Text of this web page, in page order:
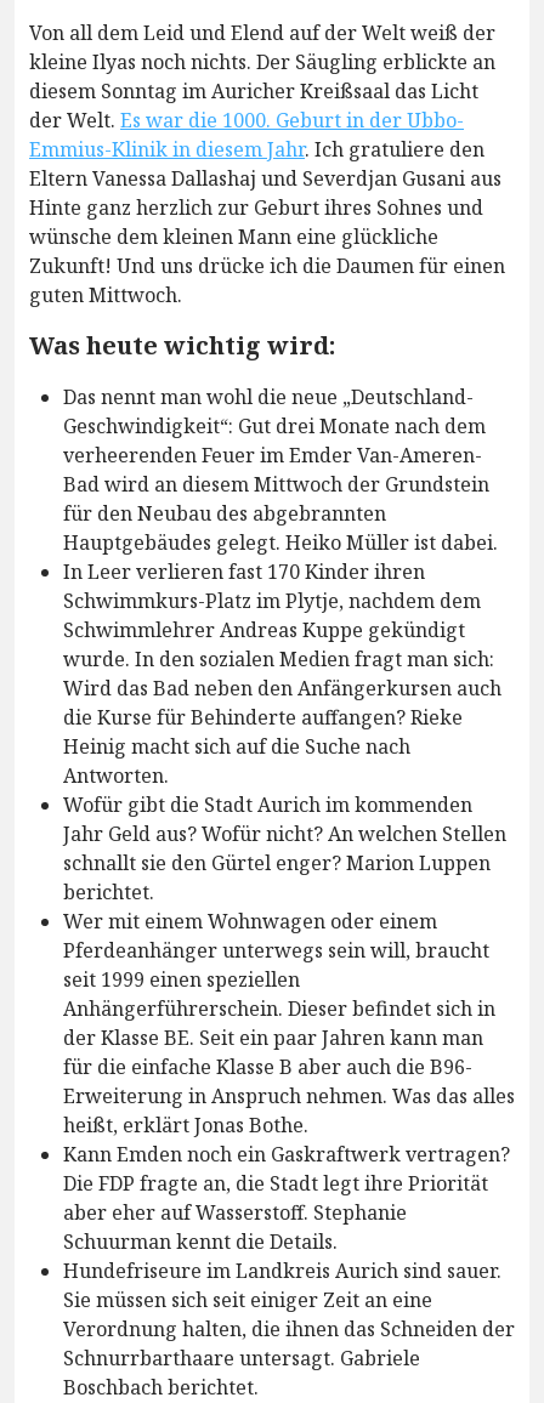
Von all dem Leid und Elend auf der Welt weiß der
kleine Ilyas noch nichts. Der Säugling erblickte an
diesem Sonntag im Auricher Kreißsaal das Licht
der Welt. Es war die 1000. Geburt in der Ubbo-
Emmius-Klinik in diesem Jahr. Ich gratuliere den
Eltern Vanessa Dallashaj und Severdjan Gusani aus
Hinte ganz herzlich zur Geburt ihres Sohnes und
wünsche dem kleinen Mann eine glückliche
Zukunft! Und uns drücke ich die Daumen für einen
guten Mittwoch.
Was heute wichtig wird:
Das nennt man wohl die neue „Deutschland-
Geschwindigkeit“: Gut drei Monate nach dem
verheerenden Feuer im Emder Van-Ameren-
Bad wird an diesem Mittwoch der Grundstein
für den Neubau des abgebrannten
Hauptgebäudes gelegt. Heiko Müller ist dabei.
In Leer verlieren fast 170 Kinder ihren
Schwimmkurs-Platz im Plytje, nachdem dem
Schwimmlehrer Andreas Kuppe gekündigt
wurde. In den sozialen Medien fragt man sich:
Wird das Bad neben den Anfängerkursen auch
die Kurse für Behinderte auffangen? Rieke
Heinig macht sich auf die Suche nach
Antworten.
Wofür gibt die Stadt Aurich im kommenden
Jahr Geld aus? Wofür nicht? An welchen Stellen
schnallt sie den Gürtel enger? Marion Luppen
berichtet.
Wer mit einem Wohnwagen oder einem
Pferdeanhänger unterwegs sein will, braucht
seit 1999 einen speziellen
Anhängerführerschein. Dieser befindet sich in
der Klasse BE. Seit ein paar Jahren kann man
für die einfache Klasse B aber auch die B96-
Erweiterung in Anspruch nehmen. Was das alles
heißt, erklärt Jonas Bothe.
Kann Emden noch ein Gaskraftwerk vertragen?
Die FDP fragte an, die Stadt legt ihre Priorität
aber eher auf Wasserstoff. Stephanie
Schuurman kennt die Details.
Hundefriseure im Landkreis Aurich sind sauer.
Sie müssen sich seit einiger Zeit an eine
Verordnung halten, die ihnen das Schneiden der
Schnurrbarthaare untersagt. Gabriele
Boschbach berichtet.